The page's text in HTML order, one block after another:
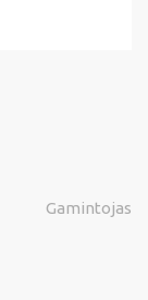
Gamintojas